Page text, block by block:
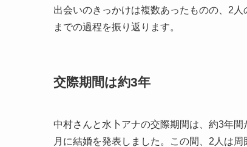
出会いのきっかけは複数あったものの、2
までの過程を振り返ります。
交際期間は約3年
中村さんと水卜アナの交際期間は、約3年
月に結婚を発表しました。この間、2人は